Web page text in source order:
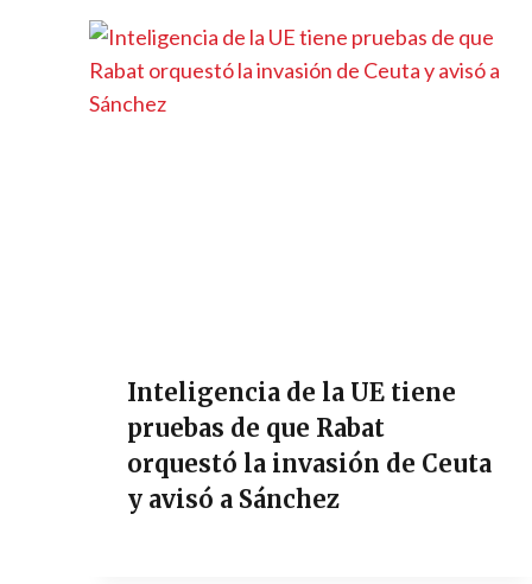
Inteligencia de la UE tiene
pruebas de que Rabat
orquestó la invasión de Ceuta
y avisó a Sánchez